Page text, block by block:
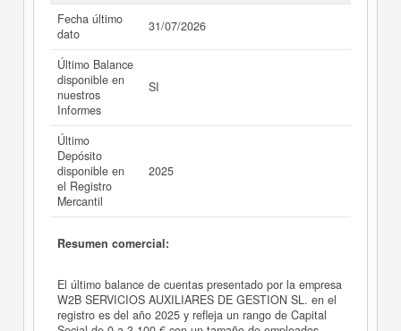
Fecha último
dato
31/07/2026
Último Balance
disponible en
nuestros
Informes
SI
Último
Depósito
disponible en
el Registro
Mercantil
2025
Resumen comercial:
El último balance de cuentas presentado por la empresa
W2B SERVICIOS AUXILIARES DE GESTION SL. en el
registro es del año 2025 y refleja un rango de Capital